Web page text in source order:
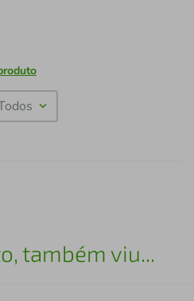
também viu...